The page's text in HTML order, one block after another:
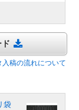
入稿の流れについて
袋